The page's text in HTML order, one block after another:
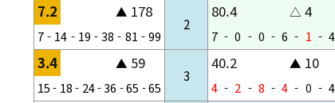
7.2 ▲ 178
7- 14 - 19 -38 - 81 - 99
2
80.4 △ 4
7 - 0 - 0 - 6 - 1 - 4
3.4 ▲ 59
15 - 18- 24-36 -65 -65
3
40.2 ▲ 10
4 - 2 - 8 - 4 - 0 - 4